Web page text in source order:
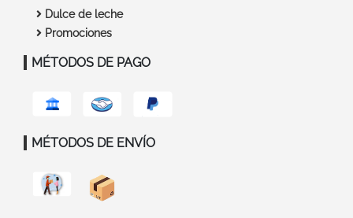
Dulce de leche
Promociones
MÉTODOS DE PAGO
MÉTODOS DE ENVÍO